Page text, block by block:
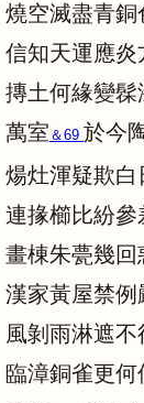
燒空滅盡青銅
信知天運應炎
摶土何緣變髹
萬室 ＆69 於今
煬灶渾疑欺白
連掾櫛比紛參
畫棟朱甍幾回
漢家黃屋禁例
風剝雨淋遮不
臨漳銅雀更何